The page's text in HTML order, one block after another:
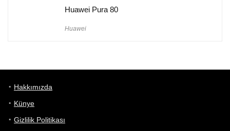
Huawei Pura 80
Huawei
Hakkımızda
Künye
Gizlilik Politikası